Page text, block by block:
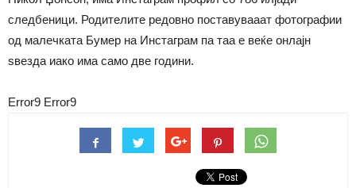
следбеници. Родителите редовно поставувааат фотографии
од малечката Бумер на Инстаграм па таа е веќе онлајн
ѕвезда иако има само две години.
Error9 Error9